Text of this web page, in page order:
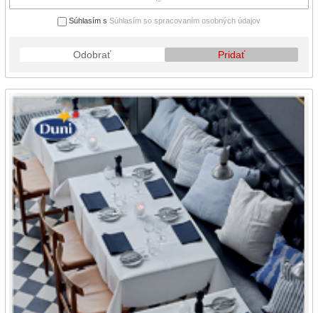
Súhlasím s Súhlasím so spracovaním osobných údajov
Odobrať Pridať